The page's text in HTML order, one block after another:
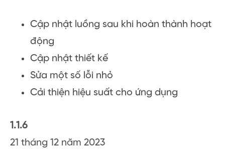
Cập nhật luồng sau khi hoàn thành hoạt
động
Cập nhật thiết kế
Sửa một số lỗi nhỏ
Cải thiện hiệu suất cho ứng dụng
1.1.6
21 tháng 12 năm 2023